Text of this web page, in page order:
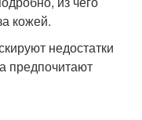
кожей.
недостатки
предпочитают